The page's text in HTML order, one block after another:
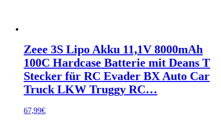
Zeee 3S Lipo Akku 11,1V 8000mAh
100C Hardcase Batterie mit Deans T
Stecker für RC Evader BX Auto Car
Truck LKW Truggy RC…
67,99€